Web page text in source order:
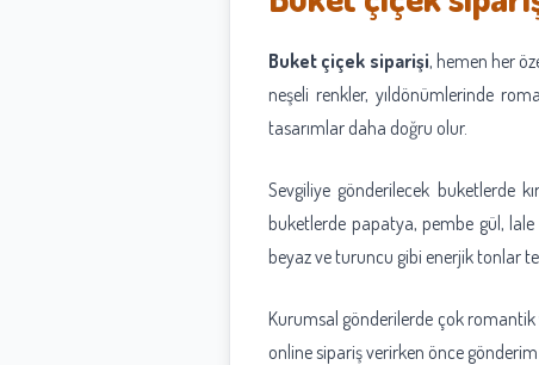
Buket çiçek siparişi, hemen her
neşeli renkler, yıldönümlerinde
tasarımlar daha doğru olur.
Sevgiliye gönderilecek buketlerde
buketlerde papatya, pembe gül, lale
beyaz ve turuncu gibi enerjik tonlar
Kurumsal gönderilerde çok romantik
online sipariş verirken önce